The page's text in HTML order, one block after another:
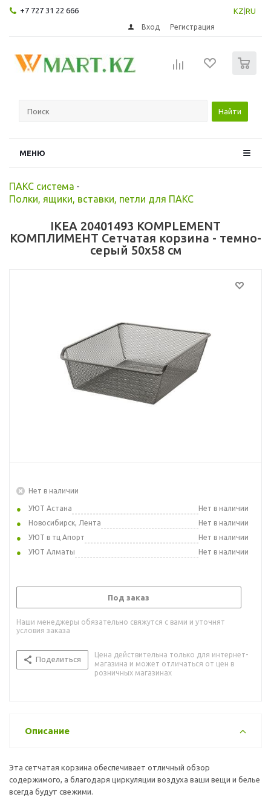
+7 727 31 22 666 KZ RU
Вход Регистрация
Найти
МЕНЮ
ПАКС система -
Полки, ящики, вставки, петли для ПАКС
IKEA 20401493 KOMPLEMENT
КОМПЛИМЕНТ Сетчатая корзина - темно-
серый 50x58 см
Нет в наличии
УЮТ Астана
Нет в наличии
Новосибирск, Лента
Нет в наличии
УЮТ в тц Апорт
Нет в наличии
УЮТ Алматы
Нет в наличии
Под заказ
Наши менеджеры обязательно свяжутся с вами и уточнят
условия заказа
Поделиться
Цена действительна только для интернет-
магазина и может отличаться от цен в
розничных магазинах
Описание
Эта сетчатая корзина обеспечивает отличный обзор
содержимого, а благодаря циркуляции воздуха ваши вещи и белье
всегда будут свежими.